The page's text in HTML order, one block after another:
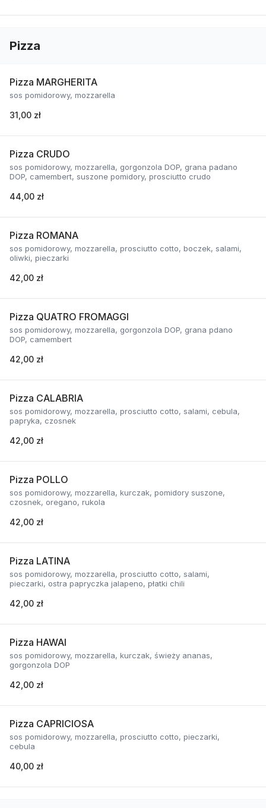
Pizza
Pizza MARGHERITA
sos pomidorowy, mozzarella
31,00 zł
Pizza CRUDO
sos pomidorowy, mozzarella, gorgonzola DOP, grana padano
DOP, camembert, suszone pomidory, prosciutto crudo
44,00 zł
Pizza ROMANA
sos pomidorowy, mozzarella, prosciutto cotto, boczek, salami,
oliwki, pieczarki
42,00 zł
Pizza QUATRO FROMAGGI
sos pomidorowy, mozzarella, gorgonzola DOP, grana pdano
DOP, camembert
42,00 zł
Pizza CALABRIA
sos pomidorowy, mozzarella, prosciutto cotto, salami, cebula,
papryka, czosnek
42,00 zł
Pizza POLLO
sos pomidorowy, mozzarella, kurczak, pomidory suszone,
czosnek, oregano, rukola
42,00 zł
Pizza LATINA
sos pomidorowy, mozzarella, prosciutto cotto, salami,
pieczarki, ostra papryczka jalapeno, płatki chili
42,00 zł
Pizza HAWAI
sos pomidorowy, mozzarella, kurczak, świeży ananas,
gorgonzola DOP
42,00 zł
Pizza CAPRICIOSA
sos pomidorowy, mozzarella, prosciutto cotto, pieczarki,
cebula
40,00 zł